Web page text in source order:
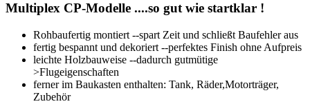
Multiplex CP-Modelle ....so gut wie startklar !
Rohbaufertig montiert --spart Zeit und schließt Baufehler aus
fertig bespannt und dekoriert --perfektes Finish ohne Aufpreis
leichte Holzbauweise --dadurch gutmütige
>Flugeigenschaften
ferner im Baukasten enthalten: Tank, Räder,Motorträger,
Zubehör